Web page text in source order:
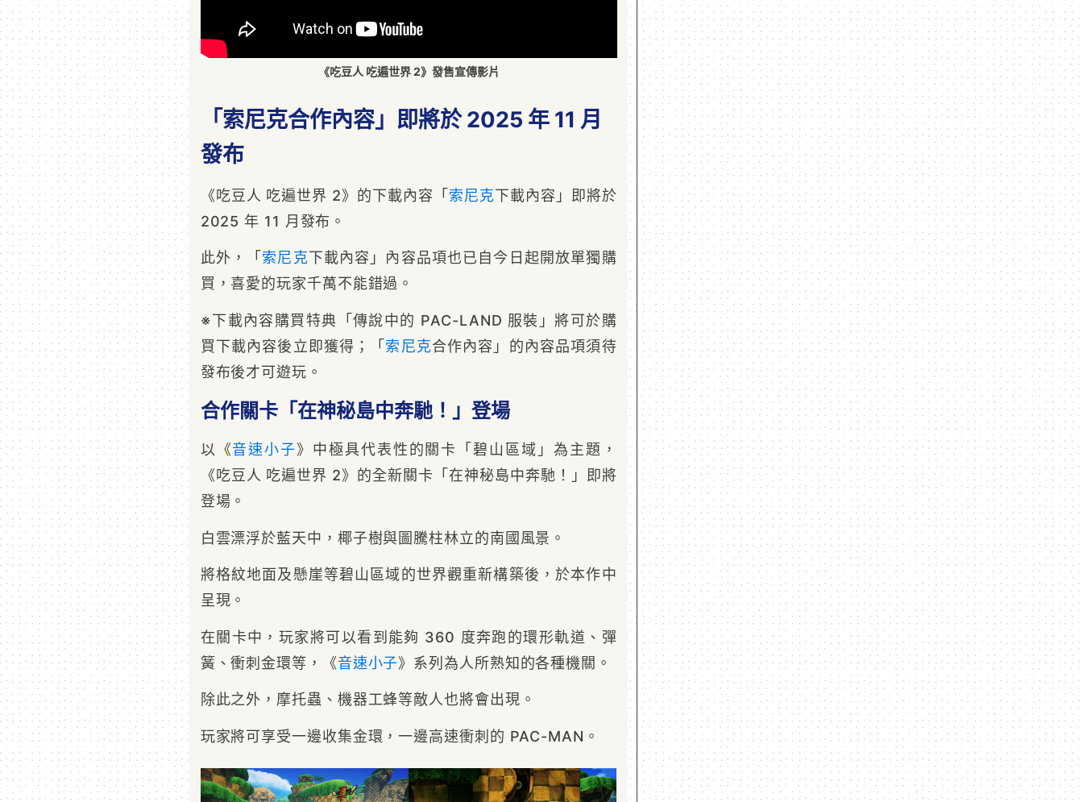
《吃豆人 吃遍世界 2》發售宣傳影片
「索尼克合作內容」即將於 2025 年 11 月
發布
《吃豆人 吃遍世界 2》的下載內容「索尼克下載內容」即將於
2025 年 11 月發布。
此外，「 索尼克下載內容」內容品項也已自今日起開放單獨購
買，喜愛的玩家千萬不能錯過。
※下載內容購買特典「傳說中的 PAC-LAND 服裝」將可於購
買下載內容後立即獲得；「索尼克合作內容」的內容品項須待
發布後才可遊玩。
合作關卡「在神秘島中奔馳！」登場
以《音速小子》中極具代表性的關卡「碧山區域」為主題，
《吃豆人 吃遍世界 2》的全新關卡「在神秘島中奔馳！」即將
登場。
白雲漂浮於藍天中，椰子樹與圖騰柱林立的南國風景。
將格紋地面及懸崖等碧山區域的世界觀重新構築後，於本作中
呈現。
在關卡中，玩家將可以看到能夠 360 度奔跑的環形軌道、彈
簧、衝刺金環等，《音速小子》系列為人所熟知的各種機關。
除此之外，摩托蟲、機器工蜂等敵人也將會出現。
玩家將可享受一邊收集金環，一邊高速衝刺的 PAC-MAN。